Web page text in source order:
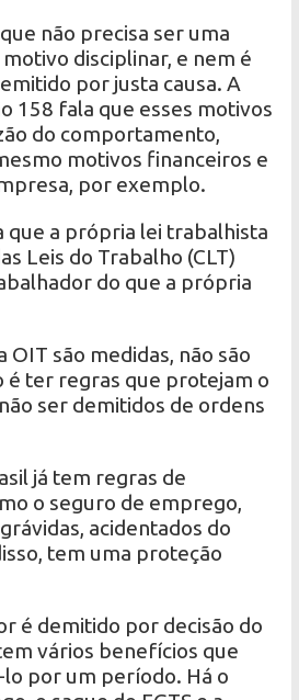
não precisa ser uma
disciplinar, e nem é
por justa causa. A
158 fala que esses motivos
do comportamento,
motivos financeiros e
por exemplo.
que a própria lei trabalhista
Leis do Trabalho (CLT)
do que a própria
OIT são medidas, não são
é ter regras que protejam o
ser demitidos de ordens
já tem regras de
o seguro de emprego,
acidentados do
tem uma proteção
é demitido por decisão do
vários benefícios que
por um período. Há o